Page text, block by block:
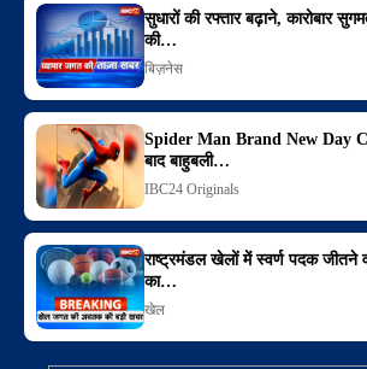
सुधारों की रफ्तार बढ़ाने, कारोबार
की…
बिज़नेस
Spider Man Brand New Day
बाद बाहुबली…
IBC24 Originals
राष्ट्रमंडल खेलों में स्वर्ण पदक जीतने
का…
खेल